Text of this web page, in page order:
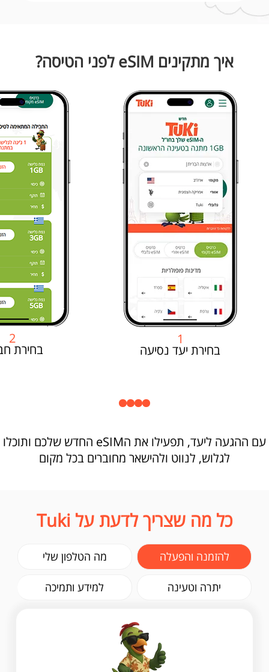
איך מתקינים eSIM לפני הטיסה?
1
בחירת יעד נסיעה
2
בחירת
עם ההגעה ליעד, תפעילו את הeSIM החדש שלכם ותוכלו
לגלוש, לנווט ולהישאר מחוברים בכל מקום
כל מה שצריך לדעת על Tuki
להזמנה והפעלה מה הטלפון שלי
יתרה וטעינה למידע ותמיכה